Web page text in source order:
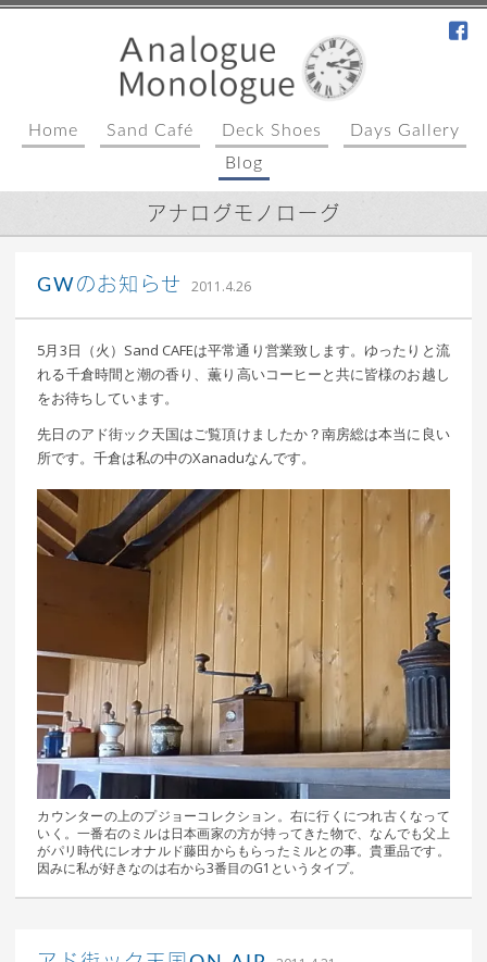
Home Sand Café Deck Shoes
Days Gallery
Blog
アナログモノローグ
GWのお知らせ 2011.4.26｜ 更新日：
込山 敏郎
5月3日（火）Sand CAFEは平常通り営業致します。ゆったりと流
れる千倉時間と潮の香り、薫り高いコーヒーと共に皆様のお越し
をお待ちしています。
先日のアド街ック天国はご覧頂けましたか？南房総は本当に良い
所です。千倉は私の中のXanaduなんです。
カウンターの上のプジョーコレクション。右に行くにつれ古くなって
いく。一番右のミルは日本画家の方が持ってきた物で、なんでも父上
がパリ時代にレオナルド藤田からもらったミルとの事。貴重品です。
因みに私が好きなのは右から3番目のG1というタイプ。